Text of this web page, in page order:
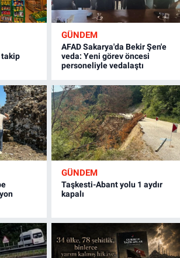
takip
GÜNDEM
AFAD Sakarya'da Bekir Şen'e
veda: Yeni görev öncesi
personeliyle vedalaştı
GÜNDEM
Taşkesti-Abant yolu 1 aydır
kapalı